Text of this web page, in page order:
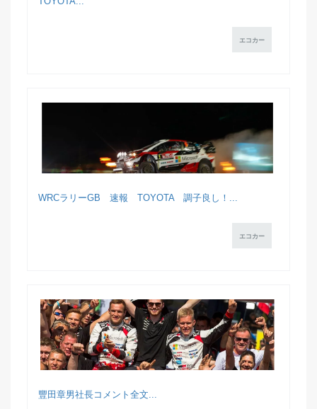
エコカー
WRCラリーGB 速報 TOYOTA 調子良し！...
エコカー
豐田章男社長コメント全文...